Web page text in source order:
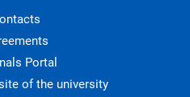
Portal
of the university